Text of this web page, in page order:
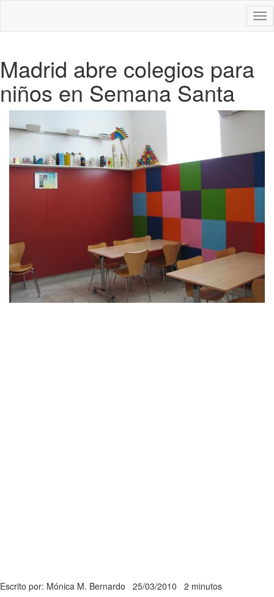
Madrid abre colegios para
niños en Semana Santa
Escrito por: Mónica M. Bernardo 25/03/2010 2 minutos